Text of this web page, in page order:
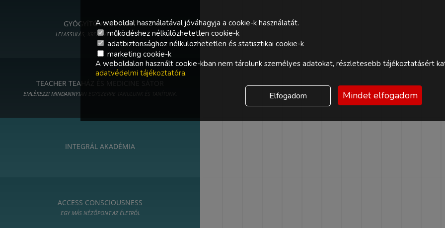
GYÓGYÍTÓ KERT - ART
LELASSULÁS, KREATIVITÁS, MŰVÉSZET
TEACHER TEAHÁZ ÉS MEDICINE SÁTOR
EMLÉKEZZ! MINDANNYIAN EGYSZERRE TANULUNK ÉS TANÍTUNK.
INTEGRÁL AKADÉMIA
ACCESS CONSCIOUSNESS
EGY MÁS NÉZŐPONT AZ ÉLETRŐL
A weboldal használatával jóváhagyja a cookie-k használatát.
működéshez nélkülözhetetlen cookie-k
adatbiztonsághoz nélkülözhetetlen és statisztikai cookie-k
marketing cookie-k
A weboldalon használt cookie-kban nem tárolunk személyes adatokat, részletesebb tájékoztatásért
adatvédelmi tájékoztatóra.
Elfogadom Mindet elfogadom